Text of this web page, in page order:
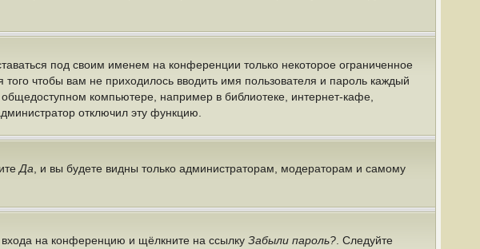
под своим именем на конференции только некоторое ограниченное
чтобы вам не приходилось вводить имя пользователя и пароль каждый
компьютере, например в библиотеке, интернет-кафе,
отключил эту функцию.
Да , и вы будете видны только администраторам, модераторам и самому
входа на конференцию и щёлкните на ссылку Забыли пароль? . Следуйте